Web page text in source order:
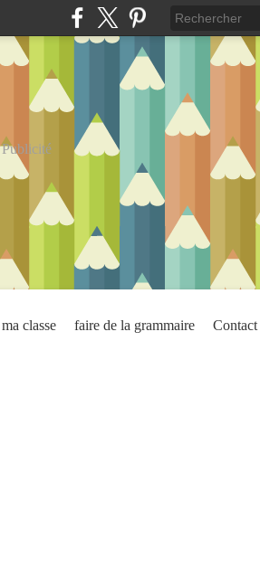
Publicité
ma classe faire de la grammaire Contact